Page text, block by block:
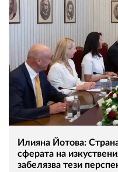
Илияна Йотова:
сферата на
забелязва тези